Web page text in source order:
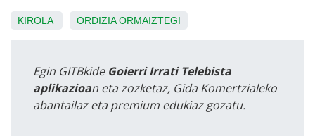
KIROLA ORDIZIA ORMAIZTEGI
Egin GITBkide Goierri Irrati Telebista
aplikazioan eta zozketaz, Gida Komertzialeko
abantailaz eta premium edukiaz gozatu.